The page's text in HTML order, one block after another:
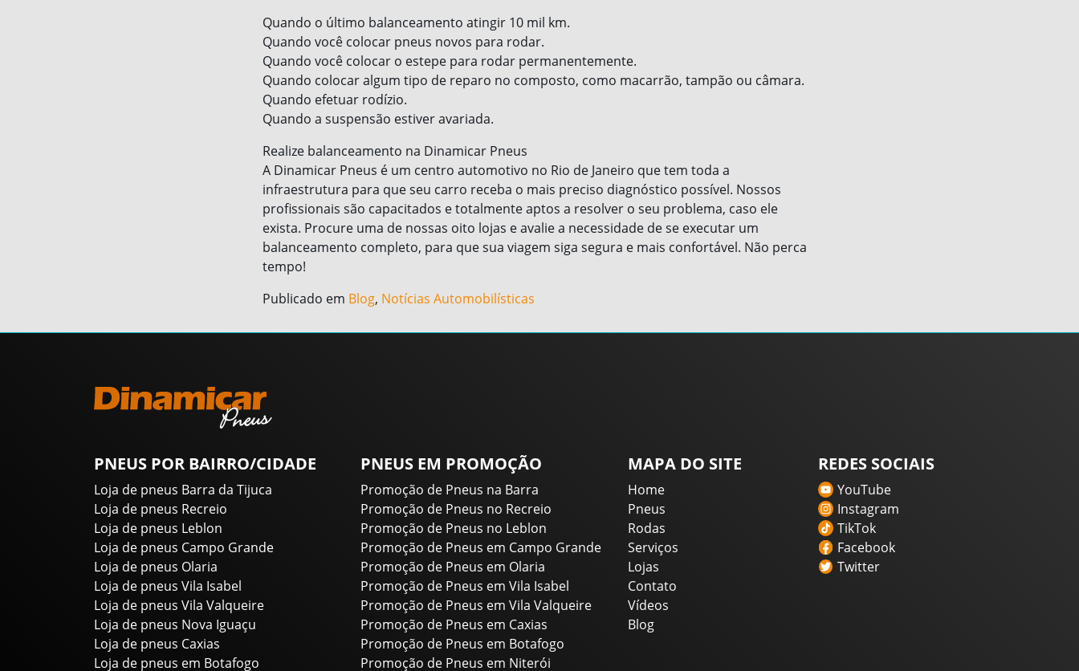
Quando o último balanceamento atingir 10 mil km.
Quando você colocar pneus novos para rodar.
Quando você colocar o estepe para rodar permanentemente.
Quando colocar algum tipo de reparo no composto, como macarrão, tampão ou câmara.
Quando efetuar rodízio.
Quando a suspensão estiver avariada.
Realize balanceamento na Dinamicar Pneus
A Dinamicar Pneus é um centro automotivo no Rio de Janeiro que tem toda a
infraestrutura para que seu carro receba o mais preciso diagnóstico possível. Nossos
profissionais são capacitados e totalmente aptos a resolver o seu problema, caso ele
exista. Procure uma de nossas oito lojas e avalie a necessidade de se executar um
balanceamento completo, para que sua viagem siga segura e mais confortável. Não perca
tempo!
Publicado em Blog, Notícias Automobilísticas
PNEUS POR BAIRRO/CIDADE
Loja de pneus Barra da Tijuca
Loja de pneus Recreio
Loja de pneus Leblon
Loja de pneus Campo Grande
Loja de pneus Olaria
Loja de pneus Vila Isabel
Loja de pneus Vila Valqueire
Loja de pneus Nova Iguaçu
Loja de pneus Caxias
Loja de pneus em Botafogo
PNEUS EM PROMOÇÃO
Promoção de Pneus na Barra
Promoção de Pneus no Recreio
Promoção de Pneus no Leblon
Promoção de Pneus em Campo Grande
Promoção de Pneus em Olaria
Promoção de Pneus em Vila Isabel
Promoção de Pneus em Vila Valqueire
Promoção de Pneus em Caxias
Promoção de Pneus em Botafogo
Promoção de Pneus em Niterói
MAPA DO SITE
Home
Pneus
Rodas
Serviços
Lojas
Contato
Vídeos
Blog
REDES SOCIAIS
YouTube
Instagram
TikTok
Facebook
Twitter